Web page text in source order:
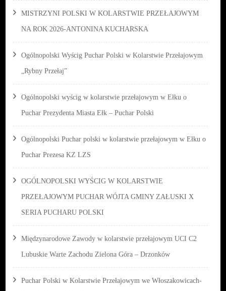
MISTRZYNI POLSKI W KOLARSTWIE PRZEŁAJOWYM
NA ROK 2026-ANTONINA KUCHARSKA
Ogólnopolski Wyścig Puchar Polski w Kolarstwie Przełajowym
„Rybny Przełaj”
Ogólnopolski wyścig w kolarstwie przełajowym w Ełku o
Puchar Prezydenta Miasta Ełk – Puchar Polski
Ogólnopolski Puchar polski w kolarstwie przełajowym w Ełku o
Puchar Prezesa KZ LZS
OGÓLNOPOLSKI WYŚCIG W KOLARSTWIE
PRZEŁAJOWYM PUCHAR WÓJTA GMINY ZAŁUSKI X
SERIA PUCHARU POLSKI
Międzynarodowe Zawody w kolarstwie przełajowym UCI C2
Lubuskie Warte Zachodu Zielona Góra – Drzonków
Puchar Polski w Kolarstwie Przełajowym we Włoszakowicach-